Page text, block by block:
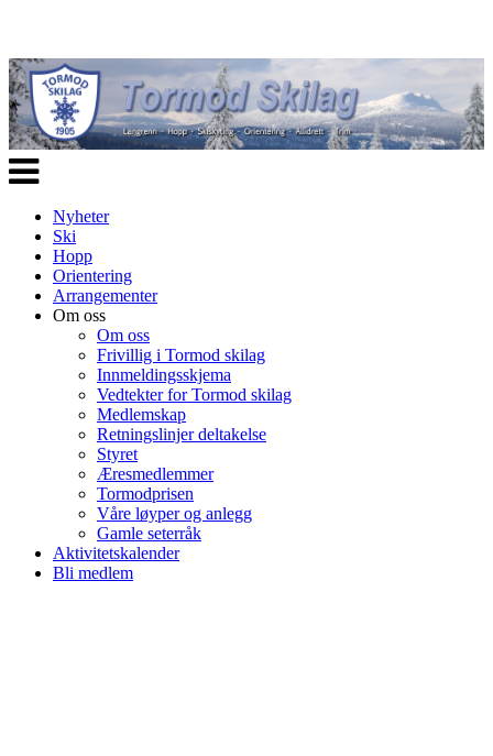
Veksle
navigasjon
Nyheter
Ski
Hopp
Orientering
Arrangementer
Om oss
Om oss
Frivillig i Tormod skilag
Innmeldingsskjema
Vedtekter for Tormod skilag
Medlemskap
Retningslinjer deltakelse
Styret
Æresmedlemmer
Tormodprisen
Våre løyper og anlegg
Gamle seterråk
Aktivitetskalender
Bli medlem